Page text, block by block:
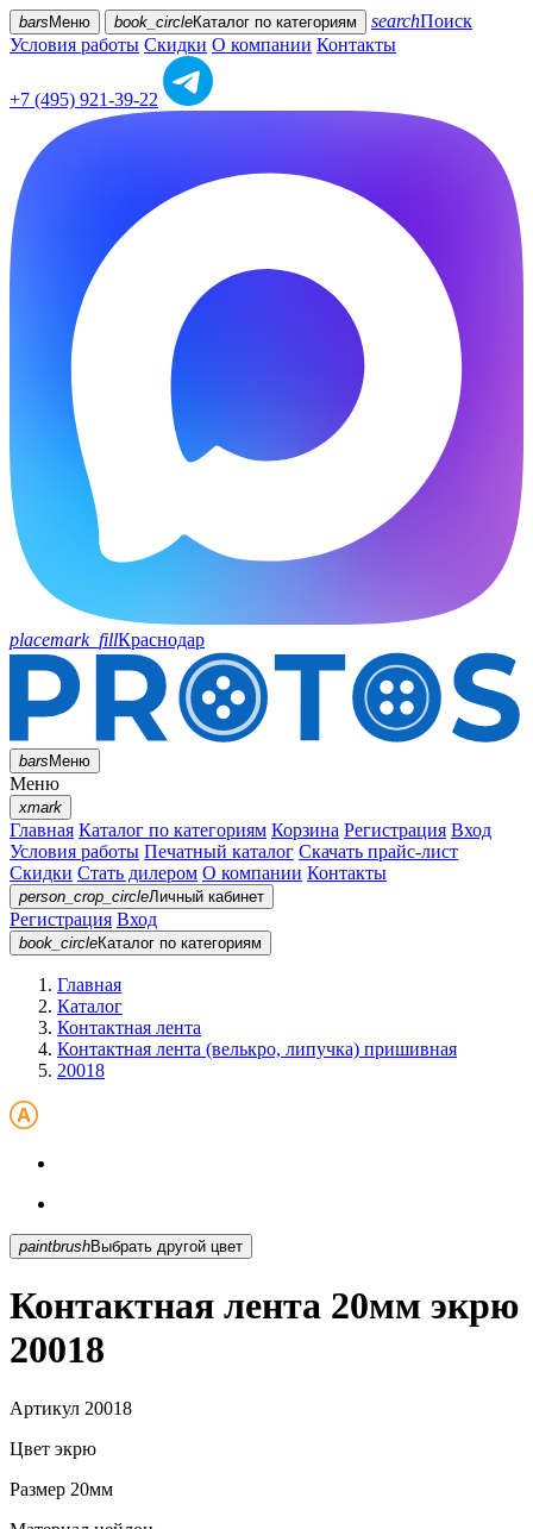
bars Меню book_circleКаталог по категориям searchПоиск
Условия работы Скидки О компании Контакты
+7 (495) 921-39-22
placemark_fillКраснодар
barsМеню
Меню
xmark
Главная Каталог по категориям Корзина Регистрация Вход
Условия работы Печатный каталог Скачать прайс-лист
Скидки Стать дилером О компании Контакты
person_crop_circleЛичный кабинет
Регистрация Вход
book_circleКаталог по категориям
Главная
Каталог
Контактная лента
Контактная лента (велькро, липучка) пришивная
20018
paintbrush Выбрать другой цвет
Контактная лента 20мм экрю
20018
Артикул 20018
Цвет экрю
Размер 20мм